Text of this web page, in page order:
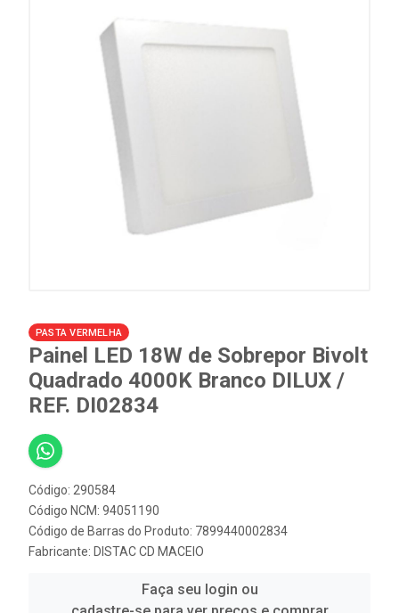
PASTA VERMELHA
Painel LED 18W de Sobrepor Bivolt
Quadrado 4000K Branco DILUX /
REF. DI02834
Código: 290584
Código NCM: 94051190
Código de Barras do Produto: 7899440002834
Fabricante: DISTAC CD MACEIO
Faça seu login ou